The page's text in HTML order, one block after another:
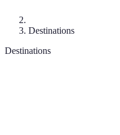
Destinations
Destinations